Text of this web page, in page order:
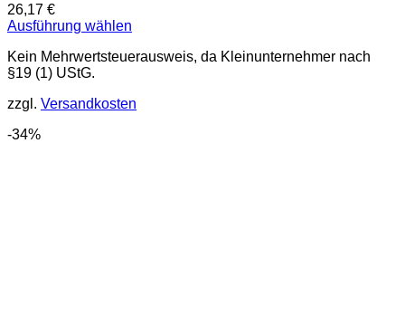
26,17 €
Ausführung wählen
Produkt
weist
Varianten
Die
Kein Mehrwertsteuerausweis, da Kleinunternehmer nach
§19 (1) UStG.
zzgl. Versandkosten
-34%